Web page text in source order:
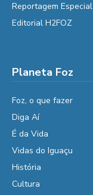
Reportagem Especial
Editorial H2FOZ
Planeta Foz
Foz, o que fazer
Diga Aí
É da Vida
Vidas do Iguaçu
História
Cultura